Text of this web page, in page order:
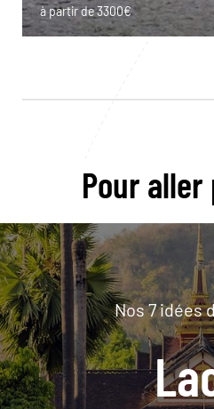
à partir de 3300€
Pour
Nos 7 idées